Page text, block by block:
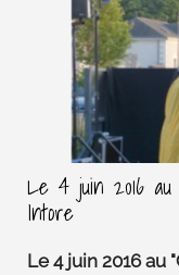
Le 4 juin 2016
Intore
Le 4 juin 2016 au